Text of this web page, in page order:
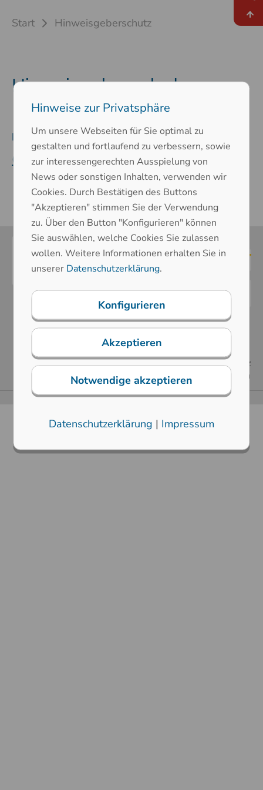
Start Hinweisgeberschutz
Hinweisgeberschutz
Bekanntmachung zum Hinweisgebergesetz
(PDF)
Impressum Sitemap
Downloads
Datenschutzerklärung
Hinweisgeberschutz
FAQs
Cookie Einstellungen
Copyright © Printec-DS HMI Solutions GmbH
Hinweise zur Privatsphäre
Um unsere Webseiten für Sie optimal zu
gestalten und fortlaufend zu verbessern, sowie
zur interessengerechten Ausspielung von
News oder sonstigen Inhalten, verwenden wir
Cookies. Durch Bestätigen des Buttons
"Akzeptieren" stimmen Sie der Verwendung
zu. Über den Button "Konfigurieren" können
Sie auswählen, welche Cookies Sie zulassen
wollen. Weitere Informationen erhalten Sie in
unserer Datenschutzerklärung.
Konfigurieren
Akzeptieren
Notwendige akzeptieren
Datenschutzerklärung | Impressum